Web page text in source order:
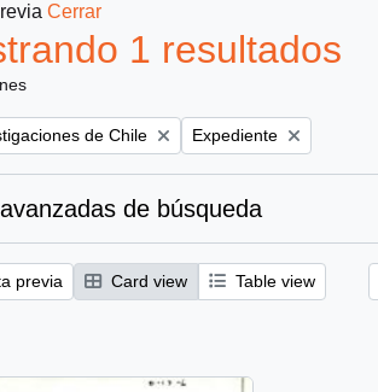
Cerrar
1 resultados
de Chile Remove filter:
Expediente
de búsqueda
previa Card view Table view